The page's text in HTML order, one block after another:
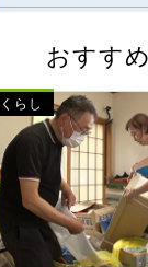
おすす
らし